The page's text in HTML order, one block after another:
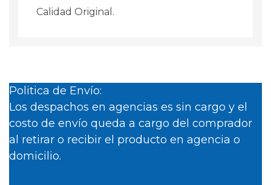
Calidad Original.
Politica de Envío:
Los despachos en agencias es sin cargo y el
costo de envío queda a cargo del comprador
al retirar o recibir el producto en agencia o
domicilio.